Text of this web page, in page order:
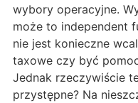
wybory operacyjne.
może to independent
nie jest konieczne
taxowe czy być
Jednak rzeczywiście
przystępne? Na